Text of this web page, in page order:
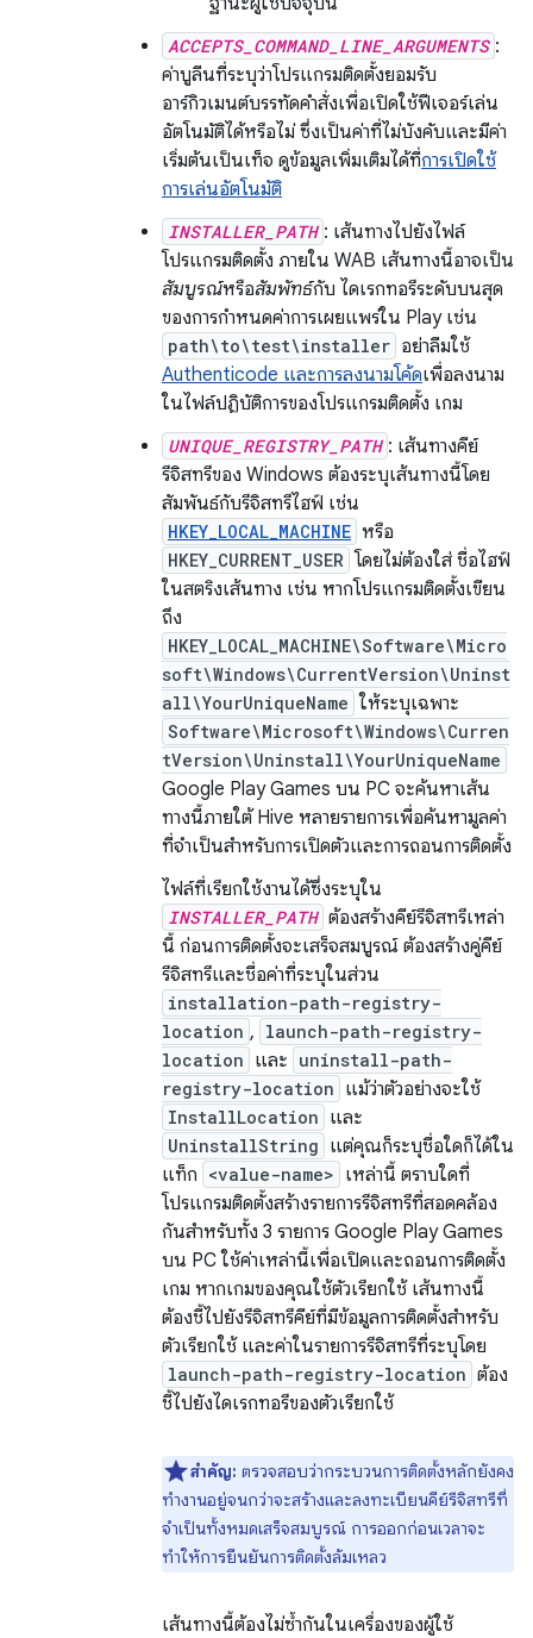
ACCEPTS_COMMAND_LINE_ARGUMENTS :
ค่าบูลีนที่ระบุว่าโปรแกรมติดตั้งยอมรับ
อาร์กิวเมนต์บรรทัดคำสั่งเพื่อเปิดใช้ฟีเจอร์เล่น
อัตโนมัติได้หรือไม่ ซึ่งเป็นค่าที่ไม่บังคับและมีค่า
เริ่มต้นเป็นเท็จ ดูข้อมูลเพิ่มเติมได้ที่การเปิดใช้
การเล่นอัตโนมัติ
INSTALLER_PATH : เส้นทางไปยังไฟล์
โปรแกรมติดตั้ง ภายใน WAB เส้นทางนี้อาจเป็น
สัมบูรณ์หรือสัมพัทธ์กับ ไดเรกทอรีระดับบนสุด
ของการกำหนดค่าการเผยแพร่ใน Play เช่น
path\to\test\installer อย่าลืมใช้
Authenticode และการลงนามโค้ดเพื่อลงนาม
ในไฟล์ปฏิบัติการของโปรแกรมติดตั้ง เกม
UNIQUE_REGISTRY_PATH : เส้นทางคีย์
รีจิสทรีของ Windows ต้องระบุเส้นทางนี้โดย
สัมพันธ์กับรีจิสทรีไฮฟ์ เช่น
HKEY_LOCAL_MACHINE หรือ
HKEY_CURRENT_USER โดยไม่ต้องใส่ ชื่อไฮฟ์
ในสตริงเส้นทาง เช่น หากโปรแกรมติดตั้งเขียน
ถึง
HKEY_LOCAL_MACHINE\Software\Micro
soft\Windows\CurrentVersion\Uninst
all\YourUniqueName ให้ระบุเฉพาะ
Software\Microsoft\Windows\Curren
tVersion\Uninstall\YourUniqueName
Google Play Games บน PC จะค้นหาเส้น
ทางนี้ภายใต้ Hive หลายรายการเพื่อค้นหามูลค่า
ที่จำเป็นสำหรับการเปิดตัวและการถอนการติดตั้ง
ไฟล์ที่เรียกใช้งานได้ซึ่งระบุใน
INSTALLER_PATH ต้องสร้างคีย์รีจิสทรีเหล่า
นี้ ก่อนการติดตั้งจะเสร็จสมบูรณ์ ต้องสร้างคู่คีย์
รีจิสทรีและชื่อค่าที่ระบุในส่วน
installation-path-registry-
location , launch-path-registry-
location และ uninstall-path-
registry-location แม้ว่าตัวอย่างจะใช้
InstallLocation และ
UninstallString แต่คุณก็ระบุชื่อใดก็ได้ใน
แท็ก <value-name> เหล่านี้ ตราบใดที่
โปรแกรมติดตั้งสร้างรายการรีจิสทรีที่สอดคล้อง
กันสำหรับทั้ง 3 รายการ Google Play Games
บน PC ใช้ค่าเหล่านี้เพื่อเปิดและถอนการติดตั้ง
เกม หากเกมของคุณใช้ตัวเรียกใช้ เส้นทางนี้
ต้องชี้ไปยังรีจิสทรีคีย์ที่มีข้อมูลการติดตั้งสำหรับ
ตัวเรียกใช้ และค่าในรายการรีจิสทรีที่ระบุโดย
launch-path-registry-location ต้อง
ชี้ไปยังไดเรกทอรีของตัวเรียกใช้
สำคัญ: ตรวจสอบว่ากระบวนการติดตั้งหลักยังคง
ทำงานอยู่จนกว่าจะสร้างและลงทะเบียนคีย์รีจิสทรีที่
จำเป็นทั้งหมดเสร็จสมบูรณ์ การออกก่อนเวลาจะ
ทำให้การยืนยันการติดตั้งล้มเหลว
เส้นทางนี้ต้องไม่ซ้ำกันในเครื่องของผู้ใช้